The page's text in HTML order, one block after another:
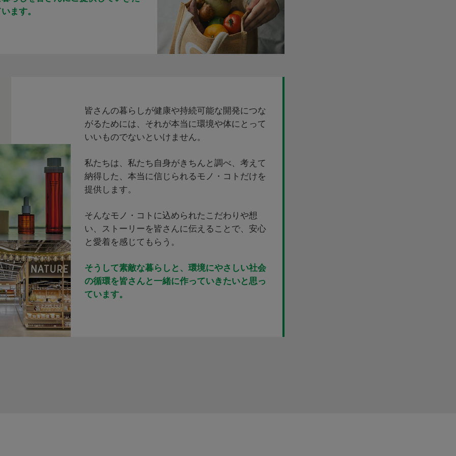
ます。
皆さんの暮らしが健康や持続可能な開発につな
がるためには、それが本当に環境や体にとって
いいものでないといけません。
私たちは、私たち自身がきちんと調べ、考えて
納得した、本当に信じられるモノ・コトだけを
提供します。
そんなモノ・コトに込められたこだわりや想
い、ストーリーを皆さんに伝えることで、安心
と愛着を感じてもらう。
そうして素敵な暮らしと、環境にやさしい社会
の循環を皆さんと一緒に作っていきたいと思っ
ています。